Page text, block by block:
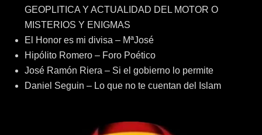
GEOPLITICA Y ACTUALIDAD DEL MOTOR O
MISTERIOS Y ENIGMAS
El Honor es mi divisa – MªJosé
Hipólito Romero – Foro Poético
José Ramón Riera – Si el gobierno lo permite
Daniel Seguin – Lo que no te cuentan del Islam